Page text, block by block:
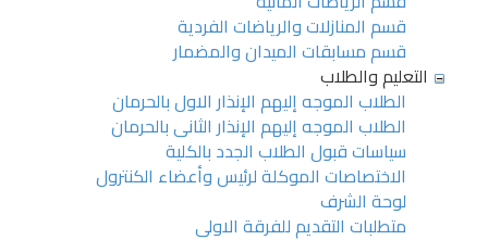
قسم المنازلات والرياضات الفردية
قسم مسابقات الميدان والمضمار
التعليم والطلاب
الطلاب الموجه إليهم الإنذار الاول بالحرمان
الطلاب الموجه إليهم الإنذار الثانى بالحرمان
سياسات قبول الطلاب الجدد بالكلية
الاختصاصات الموكلة لرئيس وأعضاء الكنترول
لوحة الشرف
متطلبات التقديم للفرقة الاولى